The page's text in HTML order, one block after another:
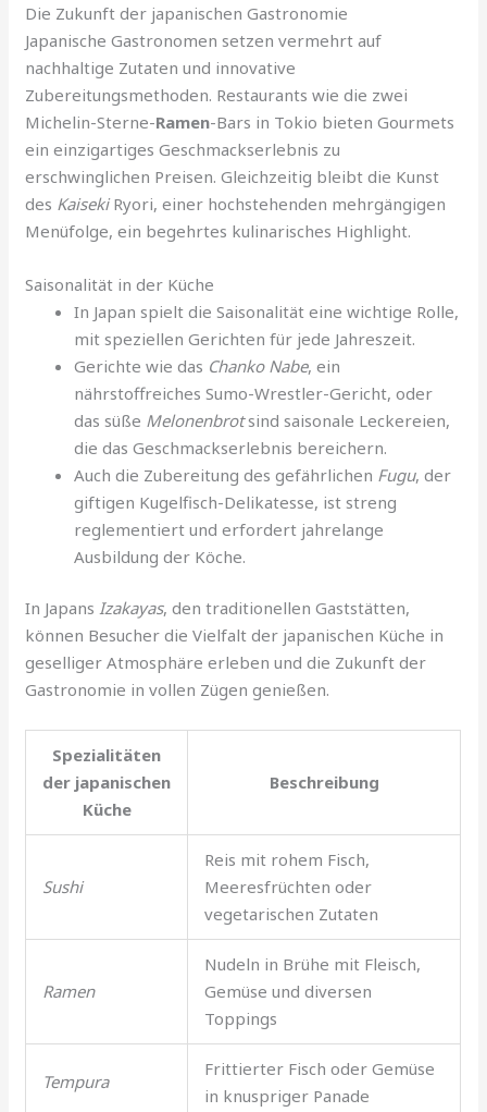
Die Zukunft der japanischen Gastronomie
Japanische Gastronomen setzen vermehrt auf
nachhaltige Zutaten und innovative
Zubereitungsmethoden. Restaurants wie die zwei
Michelin-Sterne-Ramen-Bars in Tokio bieten Gourmets
ein einzigartiges Geschmackserlebnis zu
erschwinglichen Preisen. Gleichzeitig bleibt die Kunst
des KaisekiRyori, einer hochstehenden mehrgängigen
Menüfolge, ein begehrtes kulinarisches Highlight.
Saisonalität in der Küche
In Japan spielt die Saisonalität eine wichtige Rolle,
mit speziellen Gerichten für jede Jahreszeit.
Gerichte wie das Chanko Nabe, ein
nährstoffreiches Sumo-Wrestler-Gericht, oder
das süße Melonenbrotsind saisonale Leckereien,
die das Geschmackserlebnis bereichern.
Auch die Zubereitung des gefährlichen Fugu, der
giftigen Kugelfisch-Delikatesse, ist streng
reglementiert und erfordert jahrelange
Ausbildung der Köche.
In JapansIzakayas, den traditionellen Gaststätten,
können Besucher die Vielfalt der japanischen Küche in
geselliger Atmosphäre erleben und die Zukunft der
Gastronomie in vollen Zügen genießen.
Spezialitäten
der japanischen
Küche
Beschreibung
Sushi
Reis mit rohem Fisch,
Meeresfrüchten oder
vegetarischen Zutaten
Ramen
Nudeln in Brühe mit Fleisch,
Gemüse und diversen
Toppings
Tempura
Frittierter Fisch oder Gemüse
in knuspriger Panade